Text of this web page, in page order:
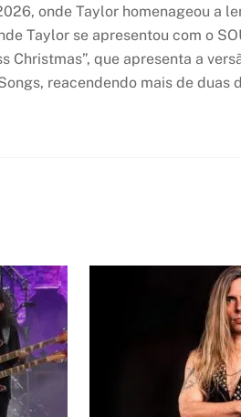
onde Taylor homenageou a
Taylor se apresentou com o
Christmas”, que apresenta a
reacendendo mais de